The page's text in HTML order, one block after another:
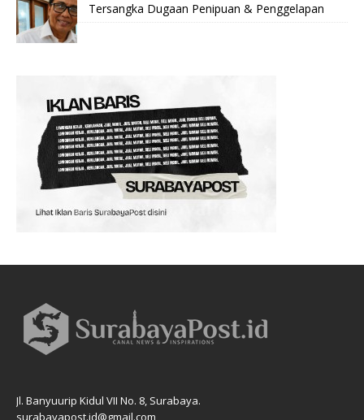
Tersangka Dugaan Penipuan & Penggelapan
Jl. Banyuurip Kidul VII No. 8, Surabaya.
surabayapost.id@gmail.com